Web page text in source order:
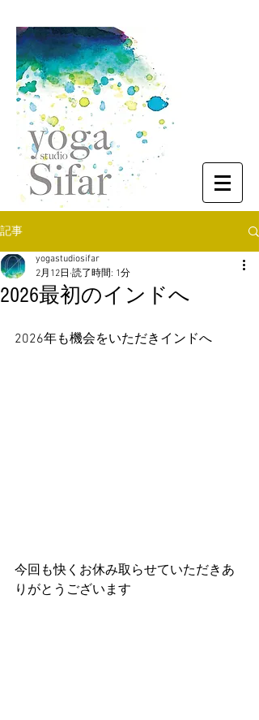
記事
2026最初のインドへ
yogastudiosifar
2月12日 読了時間: 1分
2026年も機会をいただきインドへ
今回も快くお休み取らせていただきあ
りがとうございます